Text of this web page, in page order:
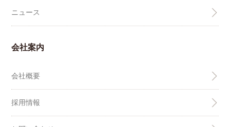
ニュース
会社案内
会社概要
採用情報